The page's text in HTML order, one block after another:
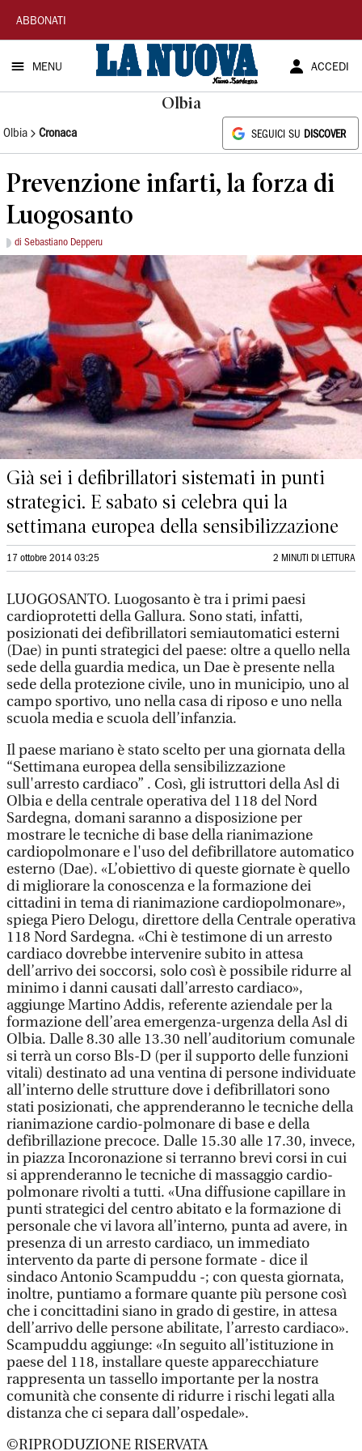
La
Nuova
Sardegna
ABBONATI
MENU ACCEDI
Olbia
Olbia Cronaca SEGUICI SU DISCOVER
Prevenzione infarti, la forza di
Luogosanto
di Sebastiano Depperu
Già sei i defibrillatori sistemati in punti
strategici. E sabato si celebra qui la
settimana europea della sensibilizzazione
17 ottobre 2014 03:25 2 MINUTI DI LETTURA
LUOGOSANTO. Luogosanto è tra i primi paesi
cardioprotetti della Gallura. Sono stati, infatti,
posizionati dei defibrillatori semiautomatici esterni
(Dae) in punti strategici del paese: oltre a quello nella
sede della guardia medica, un Dae è presente nella
sede della protezione civile, uno in municipio, uno al
campo sportivo, uno nella casa di riposo e uno nella
scuola media e scuola dell’infanzia.
Il paese mariano è stato scelto per una giornata della
“Settimana europea della sensibilizzazione
sull'arresto cardiaco” . Così, gli istruttori della Asl di
Olbia e della centrale operativa del 118 del Nord
Sardegna, domani saranno a disposizione per
mostrare le tecniche di base della rianimazione
cardiopolmonare e l'uso del defibrillatore automatico
esterno (Dae). «L’obiettivo di queste giornate è quello
di migliorare la conoscenza e la formazione dei
cittadini in tema di rianimazione cardiopolmonare»,
spiega Piero Delogu, direttore della Centrale operativa
118 Nord Sardegna. «Chi è testimone di un arresto
cardiaco dovrebbe intervenire subito in attesa
dell’arrivo dei soccorsi, solo così è possibile ridurre al
minimo i danni causati dall’arresto cardiaco»,
aggiunge Martino Addis, referente aziendale per la
formazione dell’area emergenza-urgenza della Asl di
Olbia. Dalle 8.30 alle 13.30 nell’auditorium comunale
si terrà un corso Bls-D (per il supporto delle funzioni
vitali) destinato ad una ventina di persone individuate
all’interno delle strutture dove i defibrillatori sono
stati posizionati, che apprenderanno le tecniche della
rianimazione cardio-polmonare di base e della
defibrillazione precoce. Dalle 15.30 alle 17.30, invece,
in piazza Incoronazione si terranno brevi corsi in cui
si apprenderanno le tecniche di massaggio cardio-
polmonare rivolti a tutti. «Una diffusione capillare in
punti strategici del centro abitato e la formazione di
personale che vi lavora all’interno, punta ad avere, in
presenza di un arresto cardiaco, un immediato
intervento da parte di persone formate - dice il
sindaco Antonio Scampuddu -; con questa giornata,
inoltre, puntiamo a formare quante più persone così
che i concittadini siano in grado di gestire, in attesa
dell’arrivo delle persone abilitate, l’arresto cardiaco».
Scampuddu aggiunge: «In seguito all’istituzione in
paese del 118, installare queste apparecchiature
rappresenta un tassello importante per la nostra
comunità che consente di ridurre i rischi legati alla
distanza che ci separa dall’ospedale».
©RIPRODUZIONE RISERVATA